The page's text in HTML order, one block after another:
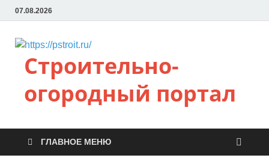
07.08.2026
Строительно-
огородный портал
ГЛАВНОЕ МЕНЮ